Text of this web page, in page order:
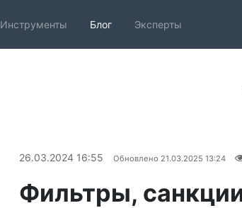
Инструменты Блог Эксперты
26.03.2024 16:55 Обновлено 21.03.2025 13:24
Фильтры,